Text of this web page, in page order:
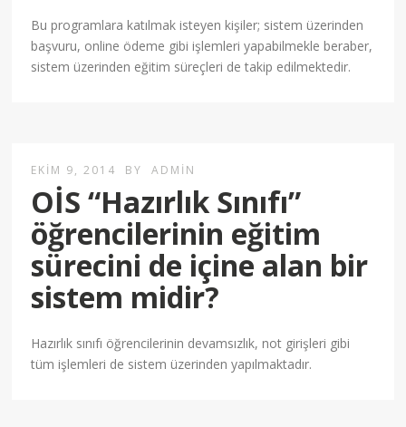
Bu programlara katılmak isteyen kişiler; sistem üzerinden
başvuru, online ödeme gibi işlemleri yapabilmekle beraber,
sistem üzerinden eğitim süreçleri de takip edilmektedir.
EKIM 9, 2014 BY ADMIN
OİS “Hazırlık Sınıfı”
öğrencilerinin eğitim
sürecini de içine alan bir
sistem midir?
Hazırlık sınıfı öğrencilerinin devamsızlık, not girişleri gibi
tüm işlemleri de sistem üzerinden yapılmaktadır.